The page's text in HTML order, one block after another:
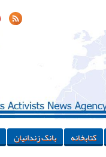
کتابخانه بانک زندانیان